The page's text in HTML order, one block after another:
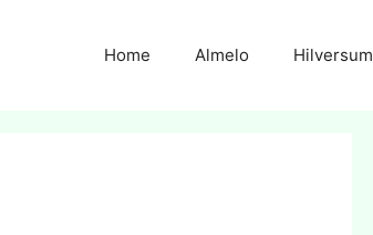
Home Almelo Hilversum